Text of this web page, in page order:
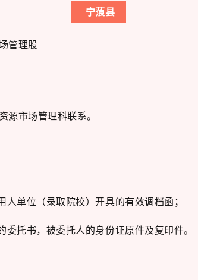
宁蒗县
管理股
市场管理科联系。
人单位（录取院校）开具的有效调档函；
托书，被委托人的身份证原件及复印件。